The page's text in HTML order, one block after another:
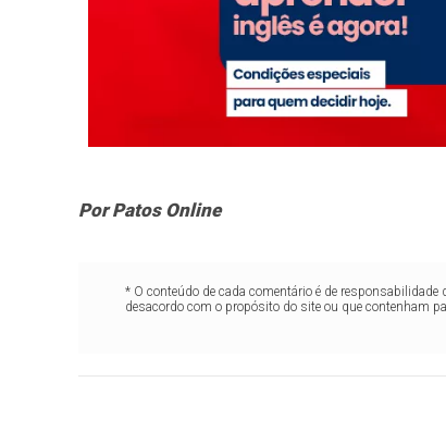
Por Patos Online
* O conteúdo de cada comentário é de
desacordo com o propósito do site ou que contenham